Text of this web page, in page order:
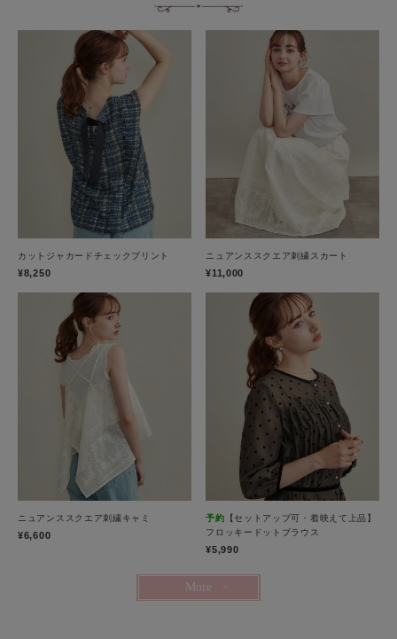
カットジャカードチェックプリント
¥8,250
ニュアンススクエア刺繍スカート
¥11,000
ニュアンススクエア刺繍キャミ
¥6,600
予約 【セットアップ可・着映えて上品】
フロッキードットブラウス
¥5,990
More